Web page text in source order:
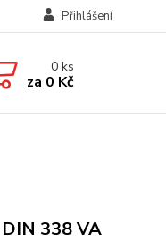
Přihlášení
0ks
za 0 Kč
338 VA